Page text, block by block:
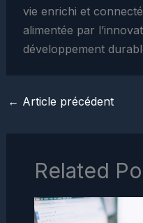
vie enrichi et
alimentée par
développement
← Article précédent
Related